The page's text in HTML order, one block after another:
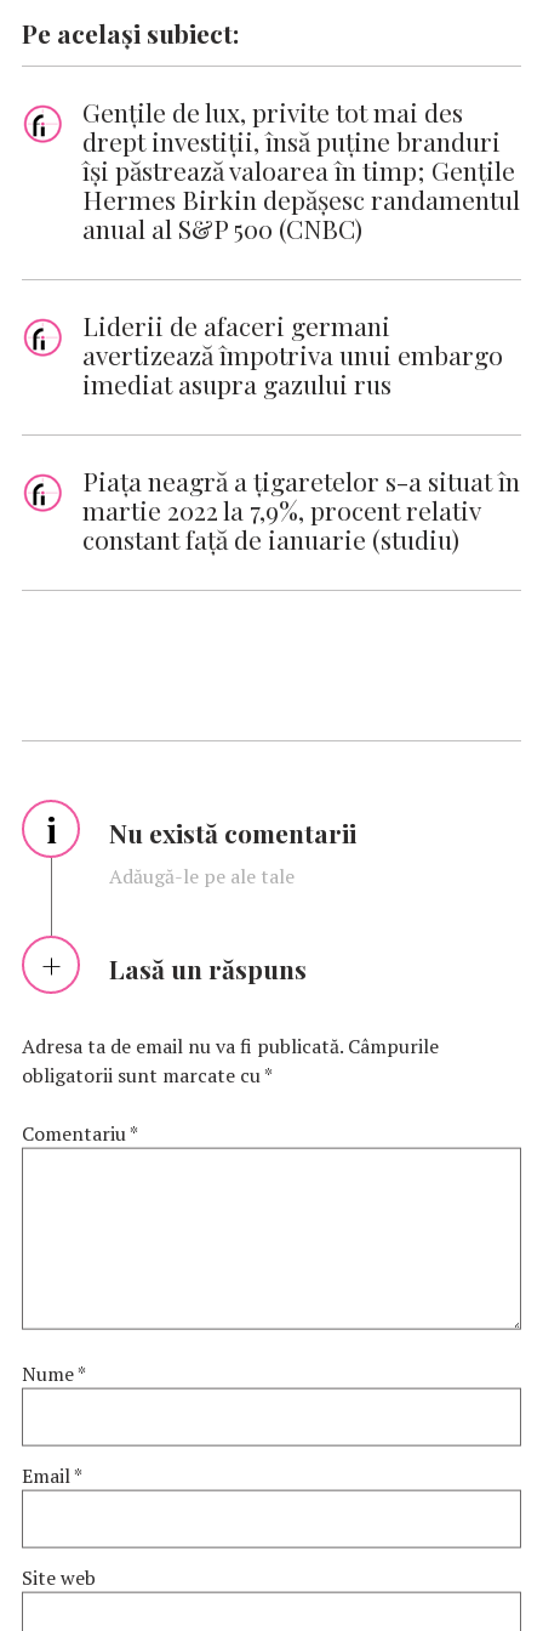
Pe același subiect:
Gențile de lux, privite tot mai des
drept investiții, însă puține branduri
își păstrează valoarea în timp; Gențile
Hermes Birkin depășesc randamentul
anual al S&P 500 (CNBC)
Liderii de afaceri germani
avertizează împotriva unui embargo
imediat asupra gazului rus
Piața neagră a țigaretelor s-a situat în
martie 2022 la 7,9%, procent relativ
constant față de ianuarie (studiu)
i Nu există comentarii
Adăugă-le pe ale tale
Lasă un răspuns
Adresa ta de email nu va fi publicată. Câmpurile
obligatorii sunt marcate cu*
Comentariu*
Nume*
Email*
Site web